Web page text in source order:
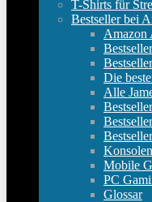
T-Shirts für
Bestseller bei
Amazon
Die
Alle
Mobile
PC
Glossar